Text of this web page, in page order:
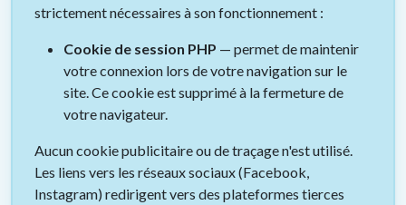
strictement nécessaires à son fonctionnement :
Cookie de session PHP — permet de maintenir
votre connexion lors de votre navigation sur le
site. Ce cookie est supprimé à la fermeture de
votre navigateur.
Aucun cookie publicitaire ou de traçage n'est utilisé.
Les liens vers les réseaux sociaux (Facebook,
Instagram) redirigent vers des plateformes tierces